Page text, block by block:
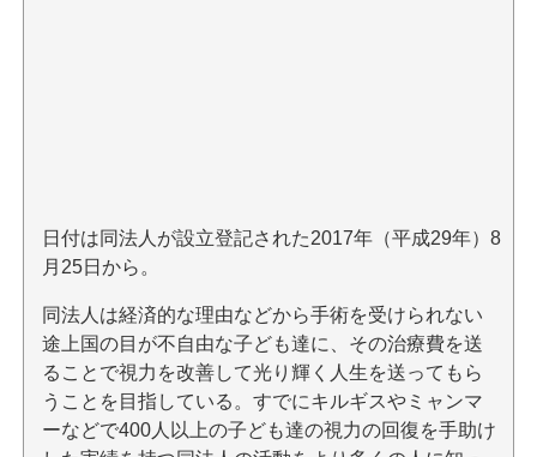
日付は同法人が設立登記された2017年（平成29年）8
月25日から。
同法人は経済的な理由などから手術を受けられない
途上国の目が不自由な子ども達に、その治療費を送
ることで視力を改善して光り輝く人生を送ってもら
うことを目指している。すでにキルギスやミャンマ
ーなどで400人以上の子ども達の視力の回復を手助け